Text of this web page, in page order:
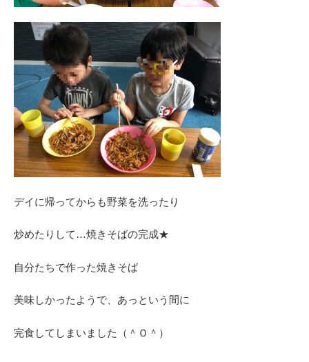
デイに帰ってからも野菜を洗ったり
炒めたりして …焼きそばの完成★
自分たちで作った焼きそば
美味しかったようで、あっという間に
完食してしまいました（＾Ｏ＾）